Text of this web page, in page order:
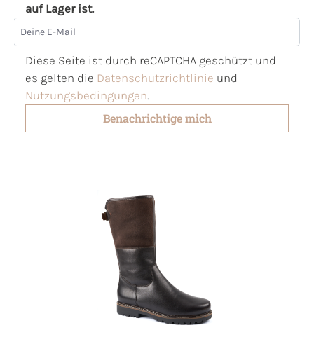
auf Lager ist.
Deine E-Mail
Diese Seite ist durch reCAPTCHA geschützt und
es gelten die Datenschutzrichtlinie und
Nutzungsbedingungen.
Benachrichtige mich